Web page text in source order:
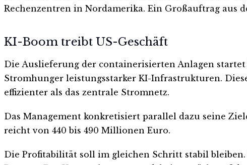
Rechenzentren in Nordamerika. Ein Großauftrag aus
KI-Boom treibt US-Geschäft
Die Auslieferung der containerisierten Anlagen
Stromhunger leistungsstarker KI-Infrastrukturen.
effizienter als das zentrale Stromnetz.
Das Management konkretisiert parallel dazu seine
reicht von 440 bis 490 Millionen Euro.
Die Profitabilität soll im gleichen Schritt stabil